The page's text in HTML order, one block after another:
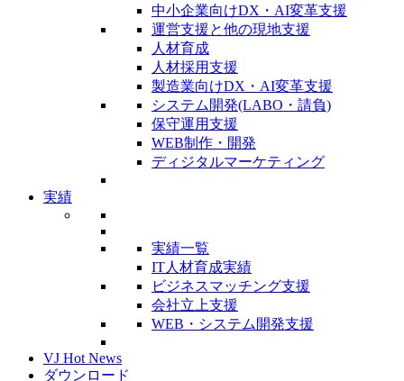
中小企業向けDX・AI変革支援
運営支援と他の現地支援
人材育成
人材採用支援
製造業向けDX・AI変革支援
システム開発(LABO・請負)
保守運用支援
WEB制作・開発
ディジタルマーケティング
実績
実績一覧
IT人材育成実績
ビジネスマッチング支援
会社立上支援
WEB・システム開発支援
VJ Hot News
ダウンロード